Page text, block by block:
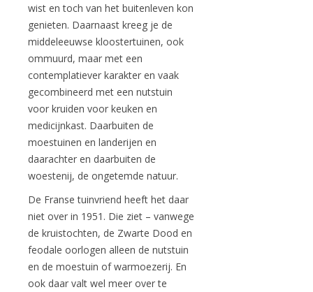
wist en toch van het buitenleven kon
genieten. Daarnaast kreeg je de
middeleeuwse kloostertuinen, ook
ommuurd, maar met een
contemplatiever karakter en vaak
gecombineerd met een nutstuin
voor kruiden voor keuken en
medicijnkast. Daarbuiten de
moestuinen en landerijen en
daarachter en daarbuiten de
woestenij, de ongetemde natuur.
De Franse tuinvriend heeft het daar
niet over in 1951. Die ziet – vanwege
de kruistochten, de Zwarte Dood en
feodale oorlogen alleen de nutstuin
en de moestuin of warmoezerij. En
ook daar valt wel meer over te